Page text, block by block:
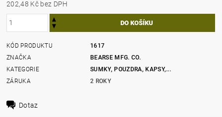
202,48 Kč bez DPH
KÓD PRODUKTU
1617
ZNAČKA
BEARSE MFG. CO.
KATEGORIE
SUMKY, POUZDRA, KAPSY,...
ZÁRUKA
2 ROKY
Dotaz